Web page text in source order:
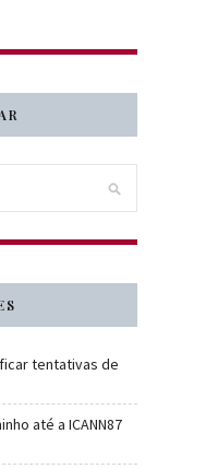
tentativas de
até a ICANN87